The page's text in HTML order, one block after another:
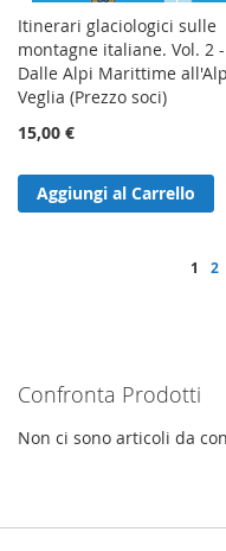
Itinerari glaciologici sulle
montagne italiane. Vol. 2 -
Dalle Alpi Marittime
Veglia (Prezzo soci)
15,00 €
Aggiungi al Carrello
1 2
Confronta Prodotti
Non ci sono articoli da